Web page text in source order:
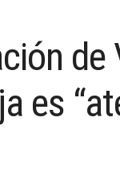
de
es